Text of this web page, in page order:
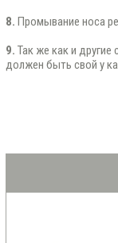
8. Промывание носа
9. Так же как и
должен быть свой у